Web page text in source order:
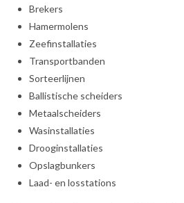
Brekers
Hamermolens
Zeefinstallaties
Transportbanden
Sorteerlijnen
Ballistische scheiders
Metaalscheiders
Wasinstallaties
Drooginstallaties
Opslagbunkers
Laad- en losstations